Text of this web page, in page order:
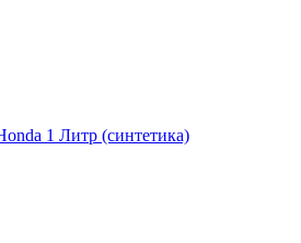
1 Литр (синтетика)